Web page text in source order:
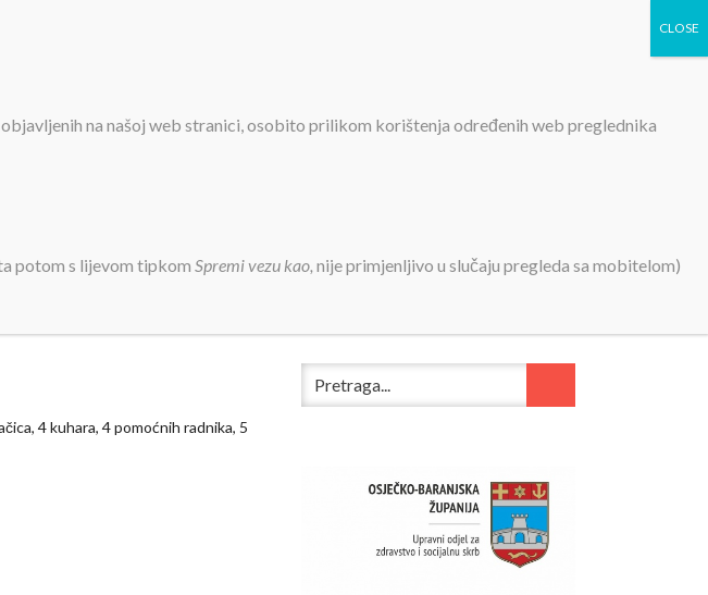
4 kuhara, 4 pomoćnih radnika, 5
na našoj web stranici, osobito prilikom korištenja određenih web preglednika
potom s lijevom tipkom Spremi vezu kao, nije primjenljivo u slučaju pregleda sa mobitelom)